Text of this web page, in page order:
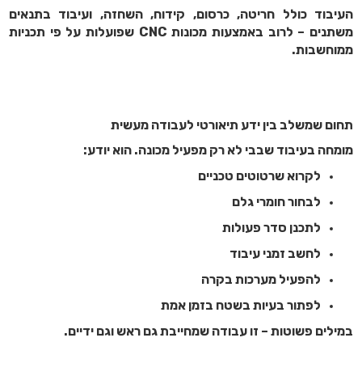
העיבוד כולל חריטה, כרסום, קידוח, השחזה, ועיבוד בתנאים
משתנים – לרוב באמצעות מכונות CNC שפועלות על פי תכניות
ממוחשבות.
תחום שמשלב בין ידע תיאורטי לעבודה מעשית
מומחה בעיבוד שבבי לא רק מפעיל מכונה. הוא יודע:
לקרוא שרטוטים טכניים
לבחור חומרי גלם
לתכנן סדר פעולות
לחשב זמני עיבוד
להפעיל מערכות בקרה
לפתור בעיות בשטח בזמן אמת
במילים פשוטות – זו עבודה שמחייבת גם ראש וגם ידיים.